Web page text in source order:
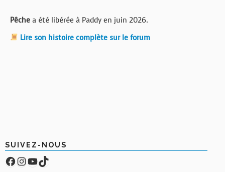
Pêche a été libérée à Paddy en juin 2026.
Lire son histoire complète sur le forum
SUIVEZ-NOUS
Facebook
Compte Instagram
YouTube
TikTok